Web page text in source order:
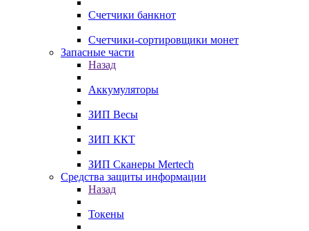
Счетчики банкнот
Счетчики-сортировщики монет
Запасные части
Назад
Аккумуляторы
ЗИП Весы
ЗИП ККТ
ЗИП Сканеры Mertech
Средства защиты информации
Назад
Токены